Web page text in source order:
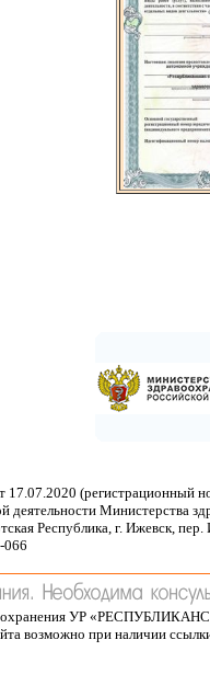
(регистрационный
деятельности Министерства
Республика, г. Ижевск,
066
УР
возможно при наличии